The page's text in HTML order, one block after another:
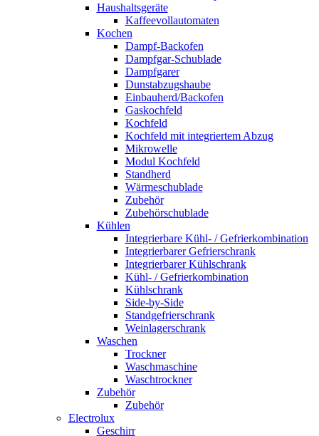
Haushaltsgeräte
Kaffeevollautomaten
Kochen
Dampf-Backofen
Dampfgar-Schublade
Dampfgarer
Dunstabzugshaube
Einbauherd/Backofen
Gaskochfeld
Kochfeld
Kochfeld mit integriertem Abzug
Mikrowelle
Modul Kochfeld
Standherd
Wärmeschublade
Zubehör
Zubehörschublade
Kühlen
Integrierbare Kühl- / Gefrierkombination
Integrierbarer Gefrierschrank
Integrierbarer Kühlschrank
Kühl- / Gefrierkombination
Kühlschrank
Side-by-Side
Standgefrierschrank
Weinlagerschrank
Waschen
Trockner
Waschmaschine
Waschtrockner
Zubehör
Zubehör
Electrolux
Geschirr